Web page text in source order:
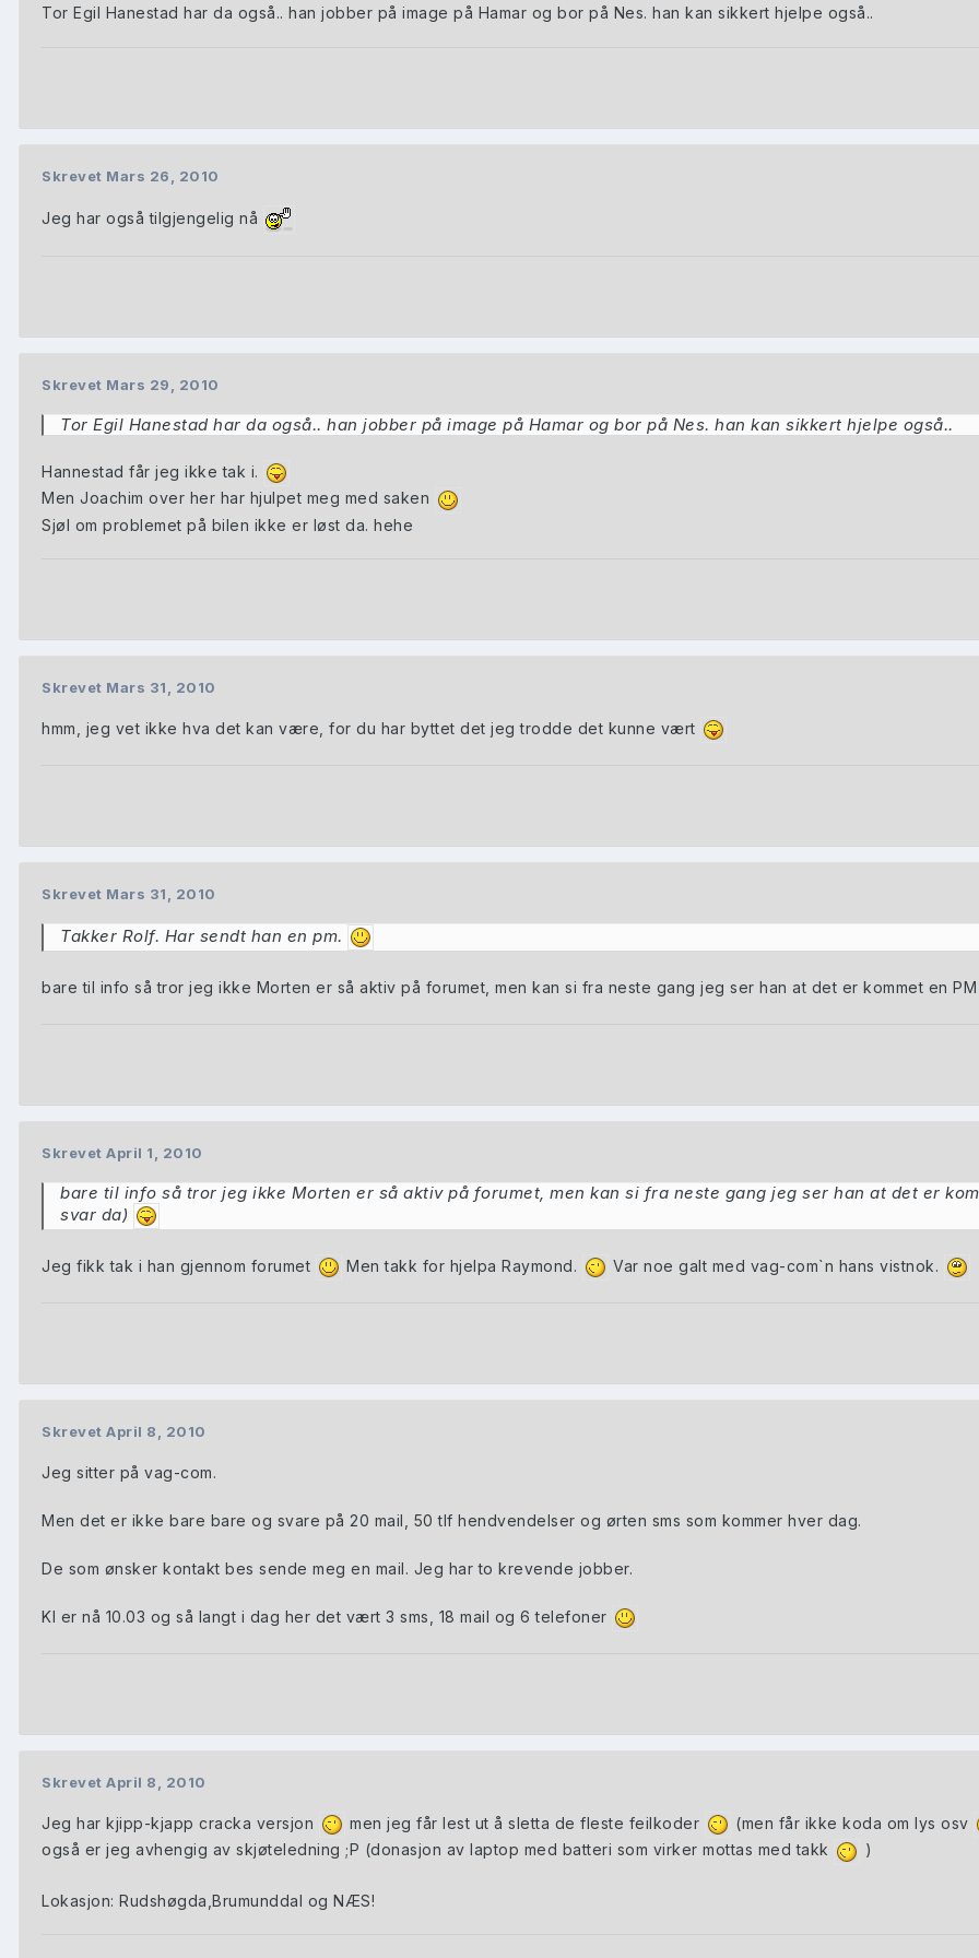
Tor Egil Hanestad har da også.. han jobber på image på Hamar og bor på Nes. han kan sikkert hjelpe også..
Skrevet Mars 26, 2010
Jeg har også tilgjengelig nå
Skrevet Mars 29, 2010
Tor Egil Hanestad har da også.. han jobber på image på Hamar og bor på Nes. han kan sikkert hjelpe også..
Hannestad får jeg ikke tak i.
Men Joachim over her har hjulpet meg med saken
Sjøl om problemet på bilen ikke er løst da. hehe
Skrevet Mars 31, 2010
hmm, jeg vet ikke hva det kan være, for du har byttet det jeg trodde det kunne vært
Skrevet Mars 31, 2010
Takker Rolf. Har sendt han en pm.
bare til info så tror jeg ikke Morten er så aktiv på forumet, men kan si fra neste gang jeg ser han at det er kommet en
Skrevet April 1, 2010
bare til info så tror jeg ikke Morten er så aktiv på forumet, men kan si fra neste gang jeg ser han at det er
svar da)
Jeg fikk tak i han gjennom forumet Men takk for hjelpa Raymond. Var noe galt med vag-com`n hans vistnok.
Skrevet April 8, 2010
Jeg sitter på vag-com.
Men det er ikke bare bare og svare på 20 mail, 50 tlf hendvendelser og ørten sms som kommer hver dag.
De som ønsker kontakt bes sende meg en mail. Jeg har to krevende jobber.
Kl er nå 10.03 og så langt i dag her det vært 3 sms, 18 mail og 6 telefoner
Skrevet April 8, 2010
Jeg har kjipp-kjapp cracka versjon men jeg får lest ut å sletta de fleste feilkoder (men får ikke koda om lys osv
også er jeg avhengig av skjøteledning ;P (donasjon av laptop med batteri som virker mottas med takk
)
Lokasjon: Rudshøgda,Brumunddal og NÆS!